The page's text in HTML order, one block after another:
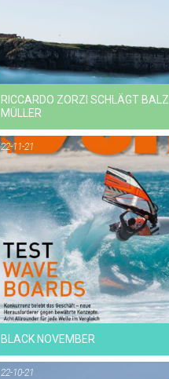
NEWS
RICCARDO ZORZI SCHLÄGT BALZ
MÜLLER
25-11-21
NEWS
BLACK NOVEMBER
22-11-21
22-10-21